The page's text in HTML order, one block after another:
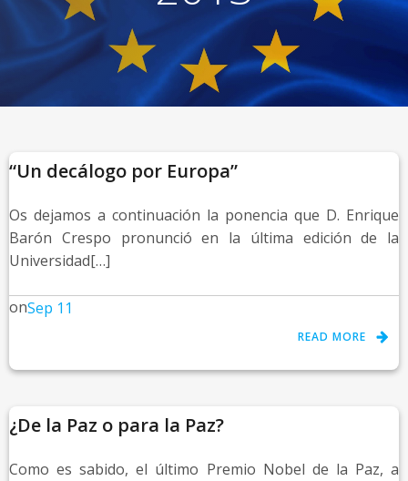
“Un decálogo por Europa”
Os dejamos a continuación la ponencia que D. Enrique
Barón Crespo pronunció en la última edición de la
Universidad[…]
onSep 11
READ MORE
¿De la Paz o para la Paz?
Como es sabido, el último Premio Nobel de la Paz, a